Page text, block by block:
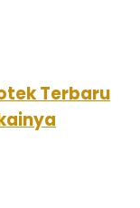
Terbaru